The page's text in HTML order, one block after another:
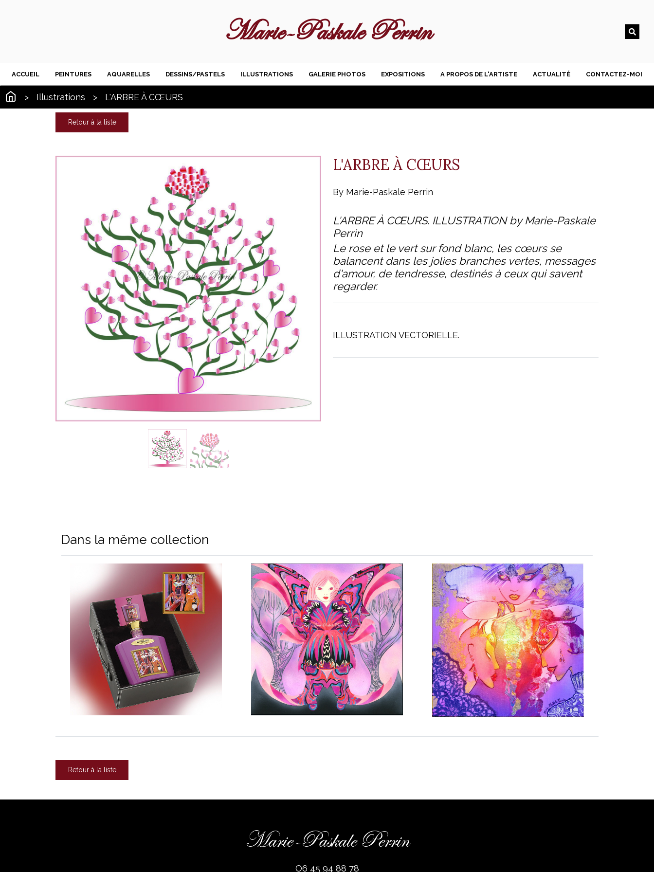
Marie-Paskale Perrin
ACCUEIL PEINTURES AQUARELLES DESSINS/PASTELS ILLUSTRATIONS GALERIE PHOTOS EXPOSITIONS A PROPOS DE L'ARTISTE ACTUALITÉ CONTACTEZ-MOI
> Illustrations > L'ARBRE À CŒURS
Retour à la liste
L'ARBRE À CŒURS
By Marie-Paskale Perrin
L'ARBRE À CŒURS. ILLUSTRATION by Marie-Paskale
Perrin
Le rose et le vert sur fond blanc, les cœurs se
balancent dans les jolies branches vertes, messages
d'amour, de tendresse, destinés à ceux qui savent
regarder.
ILLUSTRATION VECTORIELLE.
Dans la même collection
Retour à la liste
Marie-Paskale Perrin
O6 45 94 88 78